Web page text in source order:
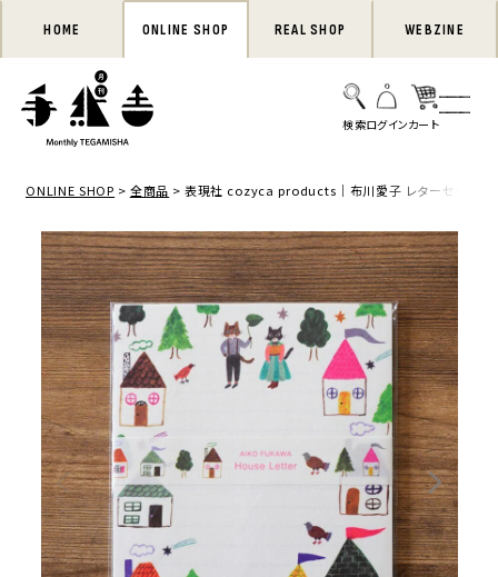
HOME ONLINE SHOP REAL SHOP WEBZINE
ONLINE SHOP 全商品 表現社 cozyca products｜布川愛子 レターセット